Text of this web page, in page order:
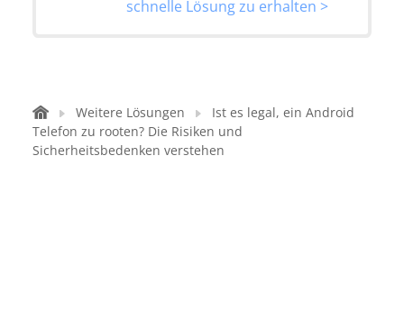
schnelle Lösung zu erhalten >
Weitere Lösungen
Ist es legal, ein Android
Telefon zu rooten? Die Risiken und
Sicherheitsbedenken verstehen